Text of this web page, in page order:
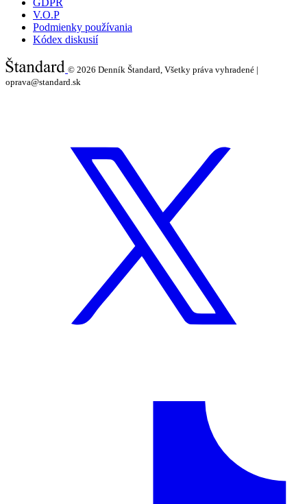
GDPR
V.O.P
Podmienky používania
Kódex diskusií
© 2026 Denník Štandard, Všetky práva vyhradené |
oprava@standard.sk